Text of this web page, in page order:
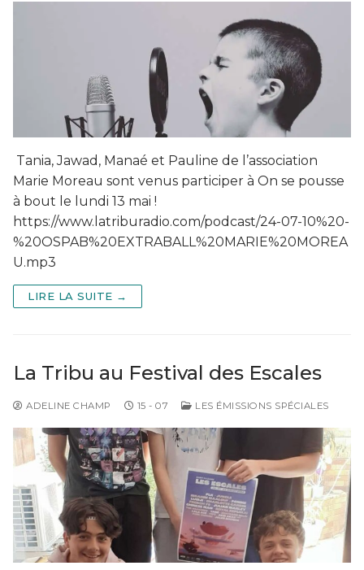
Tania, Jawad, Manaé et Pauline de l’association
Marie Moreau sont venus participer à On se pousse
à bout le lundi 13 mai !
https://www.latriburadio.com/podcast/24-07-10%20-
%20OSPAB%20EXTRABALL%20MARIE%20MOREA
U.mp3
LIRE LA SUITE →
La Tribu au Festival des Escales
ADELINE CHAMP 15 - 07 LES ÉMISSIONS SPÉCIALES